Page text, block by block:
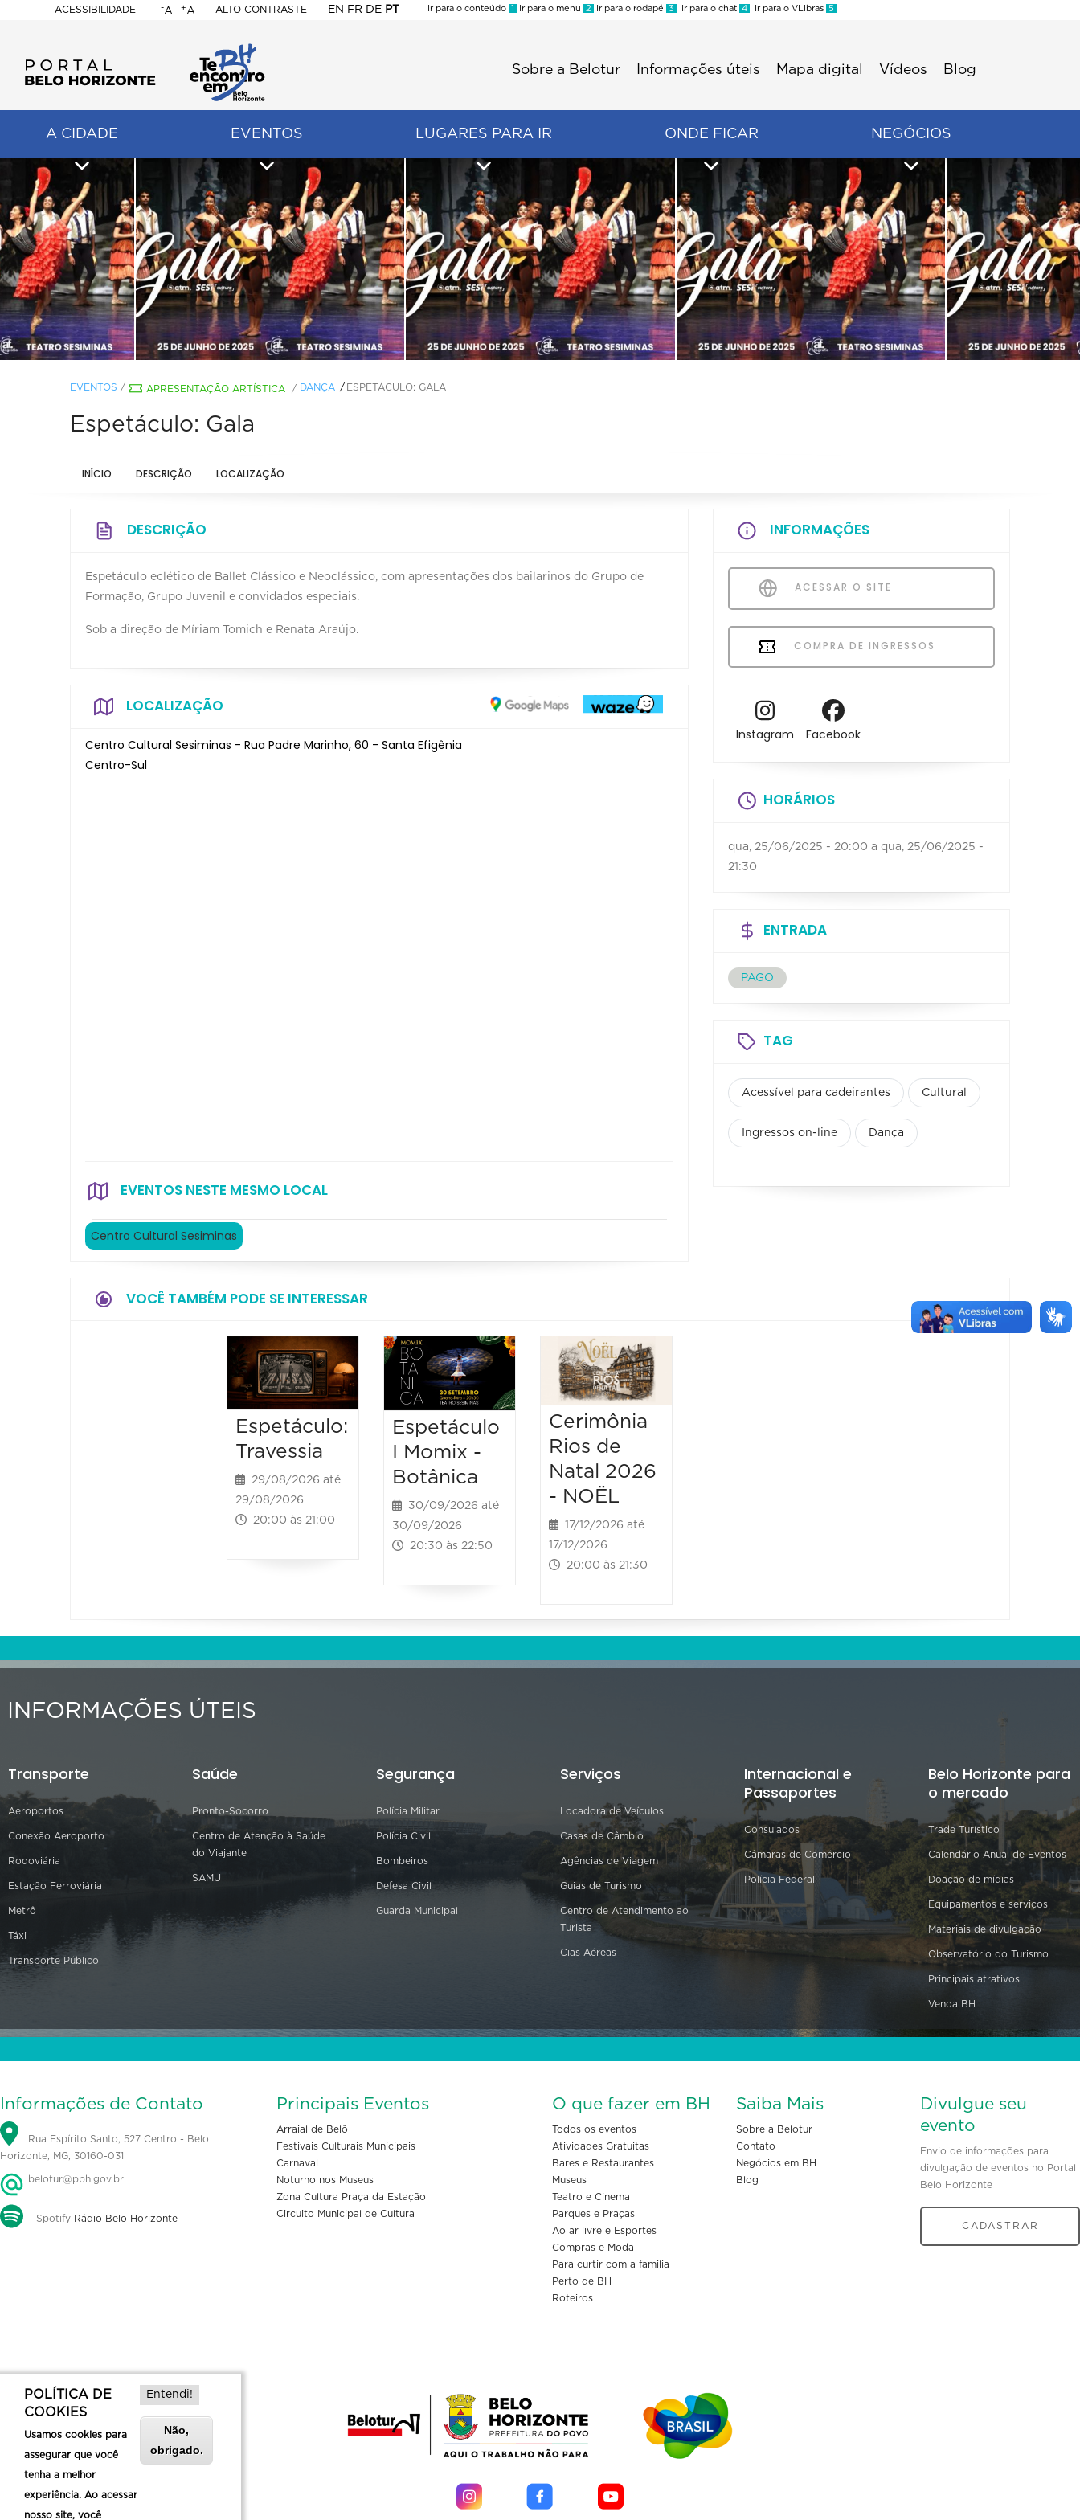
ACESSIBILIDADE
BELO
HORIZONTE
-A +A ALTO CONTRASTE EN FR DE PT
Ir para o conteúdo 1 Ir para o menu 2 Ir para o rodapé 3 Ir para o chat 4 Ir para o VLibras 5
Sobre a Belotur Informações úteis Mapa digital Vídeos Blog
A CIDADE EVENTOS LUGARES PARA IR ONDE FICAR NEGÓCIOS
EVENTOS / APRESENTAÇÃO ARTÍSTICA / DANÇA ESPETÁCULO: GALA
Espetáculo: Gala
INÍCIO DESCRIÇÃO LOCALIZAÇÃO
DESCRIÇÃO
Espetáculo eclético de Ballet Clássico e Neoclássico, com apresentações dos bailarinos do Grupo de
Formação, Grupo Juvenil e convidados especiais.
Sob a direção de Míriam Tomich e Renata Araújo.
LOCALIZAÇÃO
Centro Cultural Sesiminas - Rua Padre Marinho, 60 - Santa Efigênia
Centro-Sul
EVENTOS NESTE MESMO LOCAL
Centro Cultural Sesiminas
INFORMAÇÕES
ACESSAR O SITE
COMPRA DE INGRESSOS
Instagram Facebook
HORÁRIOS
qua, 25/06/2025 - 20:00 a qua, 25/06/2025 -
21:30
ENTRADA
PAGO
TAG
Acessível para cadeirantes Cultural
Ingressos on-line Dança
VOCÊ TAMBÉM PODE SE INTERESSAR
Espetáculo:
Travessia
29/08/2026 até
29/08/2026
20:00 às 21:00
Espetáculo
I Momix -
Botânica
30/09/2026 até
30/09/2026
20:30 às 22:50
Cerimônia
Rios de
Natal 2026
- NOËL
17/12/2026 até
17/12/2026
20:00 às 21:30
INFORMAÇÕES ÚTEIS
Transporte
Aeroportos
Conexão Aeroporto
Rodoviária
Estação Ferroviária
Metrô
Táxi
Transporte Público
Saúde
Pronto-Socorro
Centro de Atenção à Saúde
do Viajante
SAMU
Segurança
Polícia Militar
Polícia Civil
Bombeiros
Defesa Civil
Guarda Municipal
Serviços
Locadora de Veículos
Casas de Câmbio
Agências de Viagem
Guias de Turismo
Centro de Atendimento ao
Turista
Cias Aéreas
Internacional e
Passaportes
Consulados
Câmaras de Comércio
Polícia Federal
Belo Horizonte para
o mercado
Trade Turístico
Calendário Anual de Eventos
Doação de mídias
Equipamentos e serviços
Materiais de divulgação
Observatório do Turismo
Principais atrativos
Venda BH
Informações de Contato
Rua Espírito Santo, 527 Centro - Belo
Horizonte, MG, 30160-031
belotur@pbh.gov.br
Spotify Rádio Belo Horizonte
Principais Eventos
Arraial de Belô
Festivais Culturais Municipais
Carnaval
Noturno nos Museus
Zona Cultura Praça da Estação
Circuito Municipal de Cultura
O que fazer em BH
Todos os eventos
Atividades Gratuitas
Bares e Restaurantes
Museus
Teatro e Cinema
Parques e Praças
Ao ar livre e Esportes
Compras e Moda
Para curtir com a familia
Perto de BH
Roteiros
Saiba Mais
Sobre a Belotur
Contato
Negócios em BH
Blog
Divulgue seu
evento
Envio de informações para
divulgação de eventos no Portal
Belo Horizonte
CADASTRAR
POLÍTICA DE
COOKIES
Usamos cookies para
assegurar que você
tenha a melhor
experiência. Ao acessar
nosso site, você
Entendi!
Não,
obrigado.